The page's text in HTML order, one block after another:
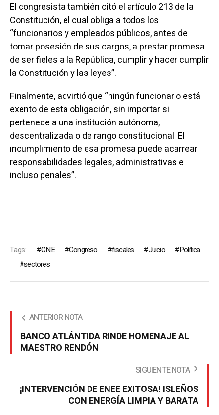
El congresista también citó el artículo 213 de la
Constitución, el cual obliga a todos los
“funcionarios y empleados públicos, antes de
tomar posesión de sus cargos, a prestar promesa
de ser fieles a la República, cumplir y hacer cumplir
la Constitución y las leyes”.
Finalmente, advirtió que “ningún funcionario está
exento de esta obligación, sin importar si
pertenece a una institución autónoma,
descentralizada o de rango constitucional. El
incumplimiento de esa promesa puede acarrear
responsabilidades legales, administrativas e
incluso penales”.
Tags: CNE Congreso fiscales Juicio
Política
sectores
ANTERIOR NOTA
BANCO ATLÁNTIDA RINDE HOMENAJE AL
MAESTRO RENDÓN
SIGUIENTE NOTA
¡INTERVENCIÓN DE ENEE EXITOSA! ISLEÑOS
CON ENERGÍA LIMPIA Y BARATA